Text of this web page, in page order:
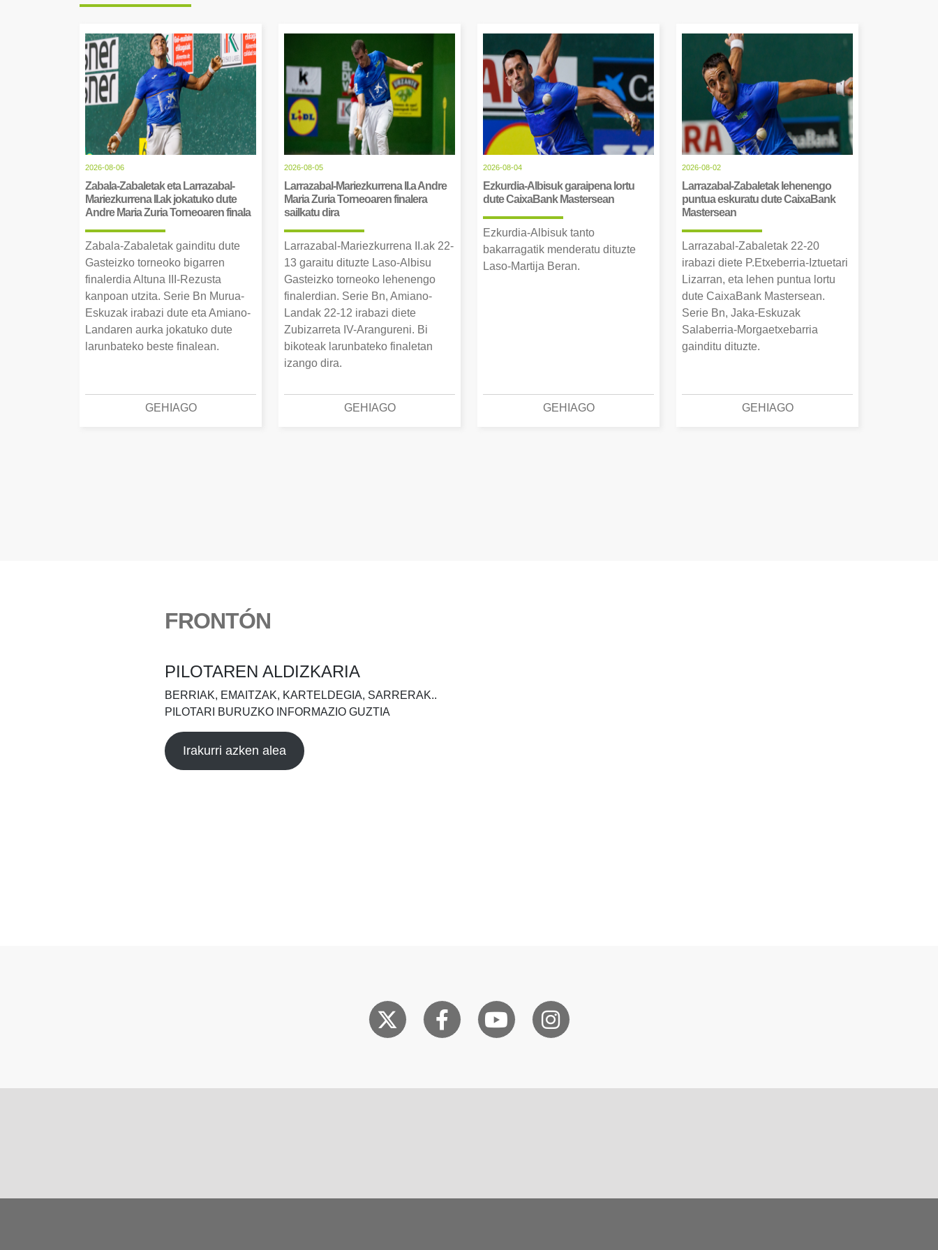
2026-08-06
Zabala-Zabaletak eta Larrazabal-
Mariezkurrena II.ak jokatuko dute
Andre Maria Zuria Torneoaren finala
Zabala-Zabaletak gainditu dute
Gasteizko torneoko bigarren
finalerdia Altuna III-Rezusta
kanpoan utzita. Serie Bn Murua-
Eskuzak irabazi dute eta Amiano-
Landaren aurka jokatuko dute
larunbateko beste finalean.
GEHIAGO
2026-08-05
Larrazabal-Mariezkurrena II.a Andre
Maria Zuria Torneoaren finalera
sailkatu dira
Larrazabal-Mariezkurrena II.ak 22-
13 garaitu dituzte Laso-Albisu
Gasteizko torneoko lehenengo
finalerdian. Serie Bn, Amiano-
Landak 22-12 irabazi diete
Zubizarreta IV-Arangureni. Bi
bikoteak larunbateko finaletan
izango dira.
GEHIAGO
2026-08-04
Ezkurdia-Albisuk garaipena lortu
dute CaixaBank Mastersean
Ezkurdia-Albisuk tanto
bakarragatik menderatu dituzte
Laso-Martija Beran.
GEHIAGO
2026-08-02
Larrazabal-Zabaletak lehenengo
puntua eskuratu dute CaixaBank
Mastersean
Larrazabal-Zabaletak 22-20
irabazi diete P.Etxeberria-Iztuetari
Lizarran, eta lehen puntua lortu
dute CaixaBank Mastersean.
Serie Bn, Jaka-Eskuzak
Salaberria-Morgaetxebarria
gainditu dituzte.
GEHIAGO
FRONTÓN
PILOTAREN ALDIZKARIA
BERRIAK, EMAITZAK, KARTELDEGIA, SARRERAK..
PILOTARI BURUZKO INFORMAZIO GUZTIA
Irakurri azken alea